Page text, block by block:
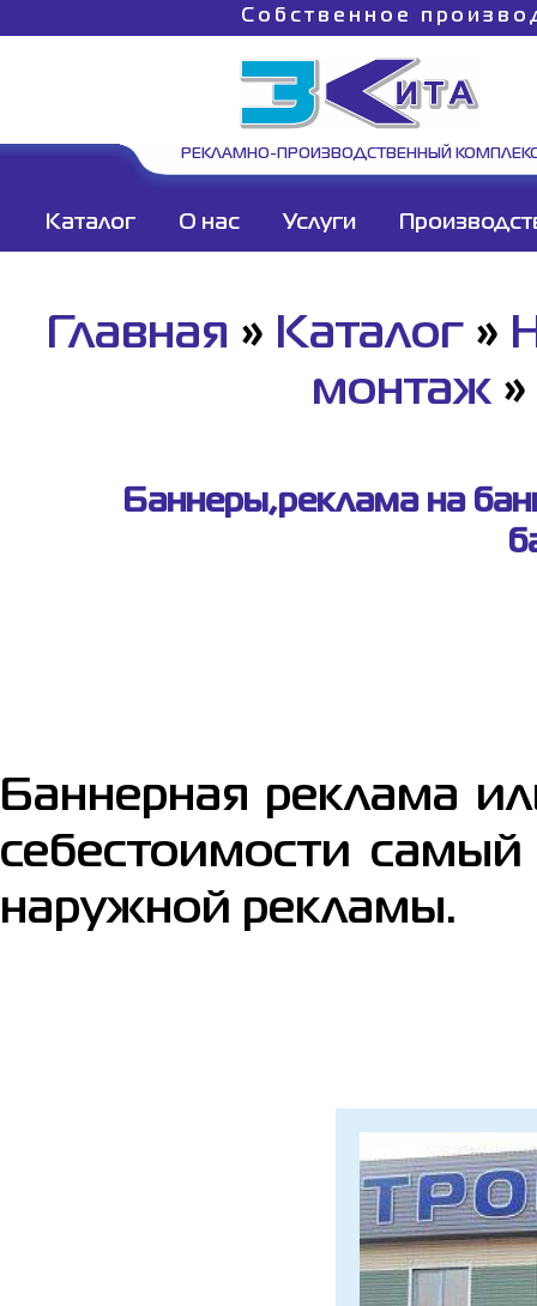
Собственное
РЕКЛАМНО-ПРОИЗВОДСТВЕННЫЙ
Каталог О нас Услуги
Главная » Каталог»
монтаж »
Баннеры,реклама на
Баннерная реклама
себестоимости
наружной рекламы.